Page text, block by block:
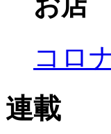
コロ
連載